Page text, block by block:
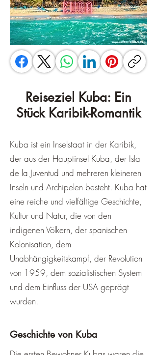
Reiseziel Kuba: Ein
Stück Karibik-Romantik
Kuba ist ein Inselstaat in der Karibik,
der aus der Hauptinsel Kuba, der Isla
de la Juventud und mehreren kleineren
Inseln und Archipelen besteht. Kuba hat
eine reiche und vielfältige Geschichte,
Kultur und Natur, die von den
indigenen Völkern, der spanischen
Kolonisation, dem
Unabhängigkeitskampf, der Revolution
von 1959, dem sozialistischen System
und dem Einfluss der USA geprägt
wurden.
Geschichte von Kuba